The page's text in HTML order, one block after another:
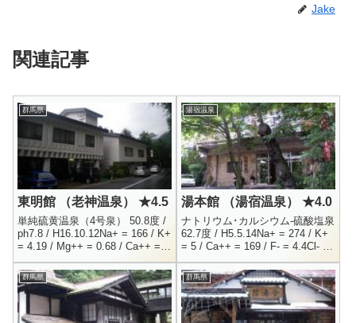
Jake
関連記事
群馬県
東明館 （老神温泉） ★4.5
単純硫黄温泉（4号泉） 50.8度 /
ph7.8 / H16.10.12Na+ = 166 / K+
= 4.19 / Mg++ = 0.68 / Ca++ =
24.6Al++...
湯宿温泉
湯本館 （湯宿温泉） ★4.0
ナトリウム･カルシウム-硫酸塩泉
62.7度 / H5.5.14Na+ = 274 / K+
= 5 / Ca++ = 169 / F- = 4.4Cl- =
131 / SO4--...
群馬県 群馬県